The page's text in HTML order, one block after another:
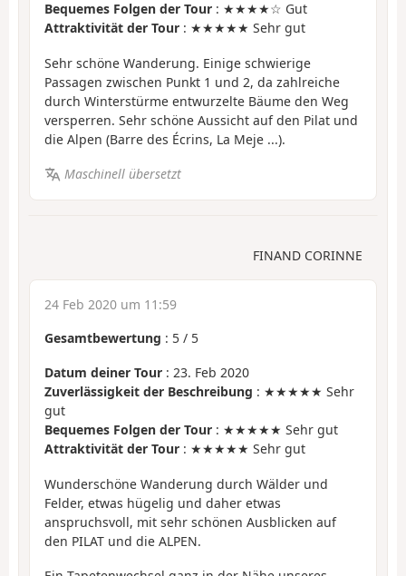
Bequemes Folgen der Tour : ★★★★☆ Gut
Attraktivität der Tour : ★★★★★ Sehr gut
Sehr schöne Wanderung. Einige schwierige
Passagen zwischen Punkt 1 und 2, da zahlreiche
durch Winterstürme entwurzelte Bäume den Weg
versperren. Sehr schöne Aussicht auf den Pilat und
die Alpen (Barre des Écrins, La Meje ...).
Maschinell übersetzt
FINAND CORINNE
24 Feb 2020 um 11:59
Gesamtbewertung : 5 / 5
Datum deiner Tour : 23. Feb 2020
Zuverlässigkeit der Beschreibung : ★★★★★ Sehr
gut
Bequemes Folgen der Tour : ★★★★★ Sehr gut
Attraktivität der Tour : ★★★★★ Sehr gut
Wunderschöne Wanderung durch Wälder und
Felder, etwas hügelig und daher etwas
anspruchsvoll, mit sehr schönen Ausblicken auf
den PILAT und die ALPEN.